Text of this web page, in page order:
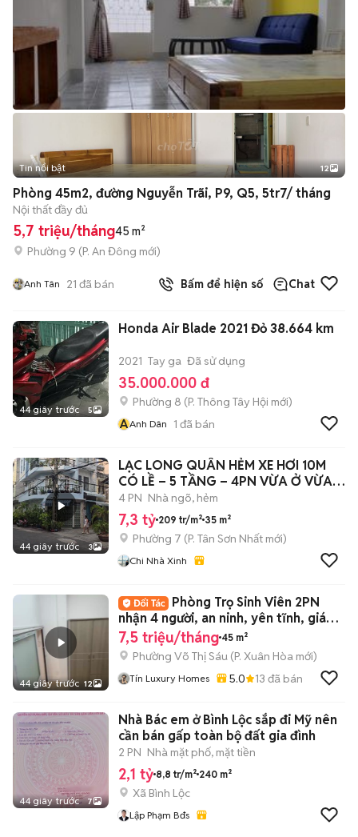
+2
Tin nổi bật 12
Phòng 45m2, đường Nguyễn Trãi, P9, Q5, 5tr7/ tháng
Nội thất đầy đủ
5,7 triệu/tháng45 m²
Phường 9 (P. An Đông mới)
Anh Tân 21 đã bán Bấm để hiện số Chat
44 giây trước 5
Honda Air Blade 2021 Đỏ 38.664 km
2021 Tay ga Đã sử dụng
35.000.000 đ
Phường 8 (P. Thông Tây Hội mới)
AAnh Dân 1 đã bán
44 giây trước 3
LẠC LONG QUÂN HẺM XE HƠI 10M
CÓ LỀ – 5 TẦNG – 4PN VỪA Ở VỪA
KINH DOANH
4 PN Nhà ngõ, hẻm
7,3 tỷ 209 tr/m² 35 m²
Phường 7 (P. Tân Sơn Nhất mới)
Chi Nhà Xinh
44 giây trước 12
Phòng Trọ Sinh Viên 2PN
nhận 4 người, an ninh, yên tĩnh, giáp
quận 1
7,5 triệu/tháng 45 m²
Phường Võ Thị Sáu (P. Xuân Hòa mới)
Tín Luxury Homes 5.0 13 đã bán
44 giây trước 7
Nhà Bác em ở Bình Lộc sắp đi Mỹ nên
cần bán gấp toàn bộ đất gia đình
2 PN Nhà mặt phố, mặt tiền
2,1 tỷ 8,8 tr/m² 240 m²
Xã Bình Lộc
Lập Phạm Bđs